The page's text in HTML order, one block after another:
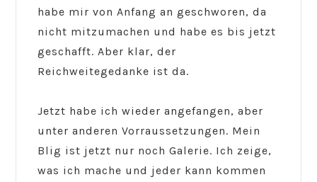
habe mir von Anfang an geschworen, da
nicht mitzumachen und habe es bis jetzt
geschafft. Aber klar, der
Reichweitegedanke ist da.
Jetzt habe ich wieder angefangen, aber
unter anderen Vorraussetzungen. Mein
Blig ist jetzt nur noch Galerie. Ich zeige,
was ich mache und jeder kann kommen